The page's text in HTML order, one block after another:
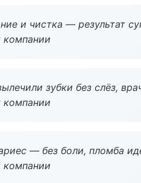
и чистка — результат
зубки без слёз,
— без боли, пломба